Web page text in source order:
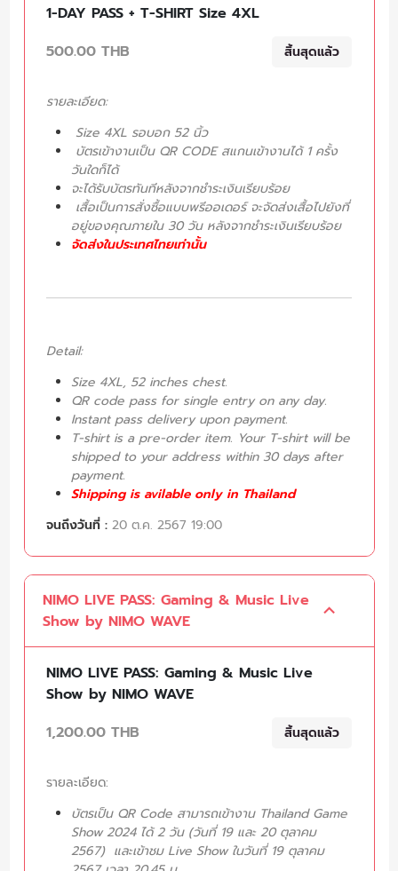
1-DAY PASS + T-SHIRT Size 4XL
500.00 THB
สิ้นสุดแล้ว
รายละเอียด:
Size 4XL รอบอก 52 นิ้ว
บัตรเข้างานเป็น QR CODE สแกนเข้างานได้ 1 ครั้ง
วันใดก็ได้
จะได้รับบัตรทันทีหลังจากชำระเงินเรียบร้อย
เสื้อเป็นการสั่งซื้อแบบพรีออเดอร์ จะจัดส่งเสื้อไปยังที่
อยู่ของคุณภายใน 30 วัน หลังจากชำระเงินเรียบร้อย
จัดส่งในประเทศไทยเท่านั้น
Detail:
Size 4XL, 52 inches chest.
QR code pass for single entry on any day.
Instant pass delivery upon payment.
T-shirt is a pre-order item. Your T-shirt will be
shipped to your address within 30 days after
payment.
Shipping is avilable only in Thailand
จนถึงวันที่ : 20 ต.ค. 2567 19:00
NIMO LIVE PASS: Gaming & Music Live
Show by NIMO WAVE
NIMO LIVE PASS: Gaming & Music Live
Show by NIMO WAVE
1,200.00 THB
สิ้นสุดแล้ว
รายละเอียด:
บัตรเป็น QR Code สามารถเข้างาน Thailand Game
Show 2024 ได้ 2 วัน (วันที่ 19 และ 20 ตุลาคม
2567) และเข้าชม Live Show ในวันที่ 19 ตุลาคม